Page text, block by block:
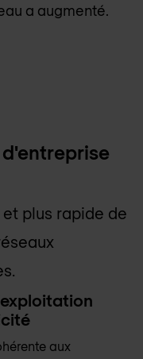
a augmenté.
plus rapide de
aux